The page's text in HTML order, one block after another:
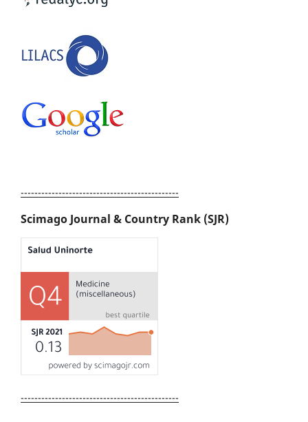
----------------------------------------------
Scimago Journal & Country Rank (SJR)
----------------------------------------------